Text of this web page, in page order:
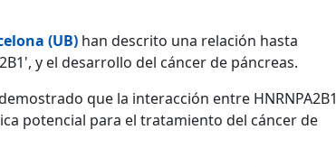
(UB) han descrito una relación hasta
y el desarrollo del cáncer de páncreas.
que la interacción entre HNRNPA2B1
potencial para el tratamiento del cáncer de